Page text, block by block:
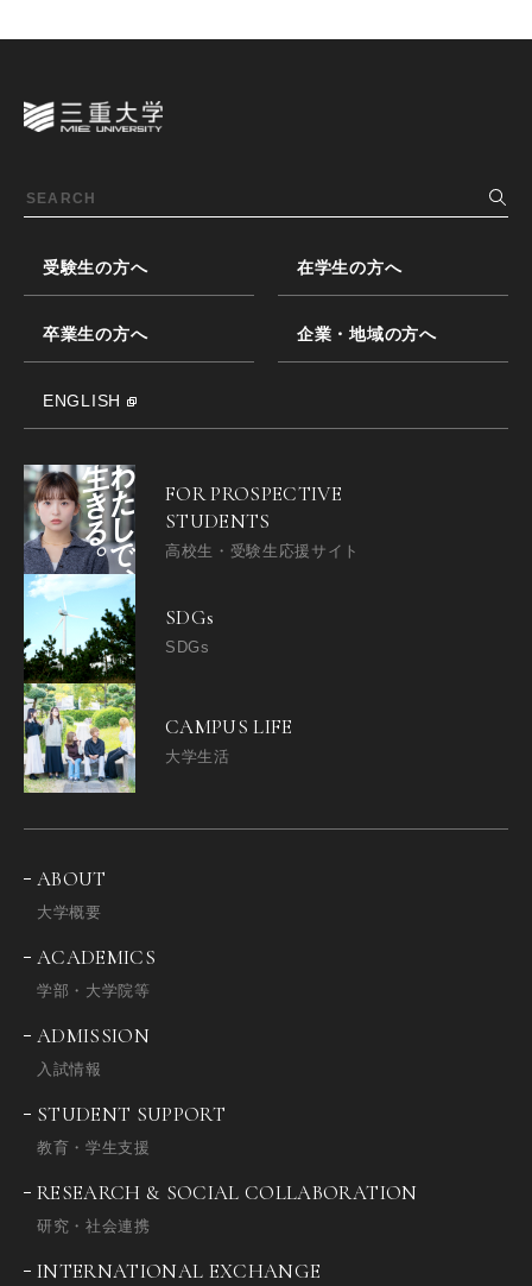
受験生の方へ 在学生の方へ
卒業生の方へ 企業・地域の方へ
ENGLISH
FOR PROSPECTIVE
STUDENTS
高校生・受験生応援サイト
SDGs
SDGs
CAMPUS LIFE
大学生活
ABOUT
大学概要
ACADEMICS
学部・大学院等
ADMISSION
入試情報
STUDENT SUPPORT
教育・学生支援
RESEARCH & SOCIAL COLLABORATION
研究・社会連携
INTERNATIONAL EXCHANGE